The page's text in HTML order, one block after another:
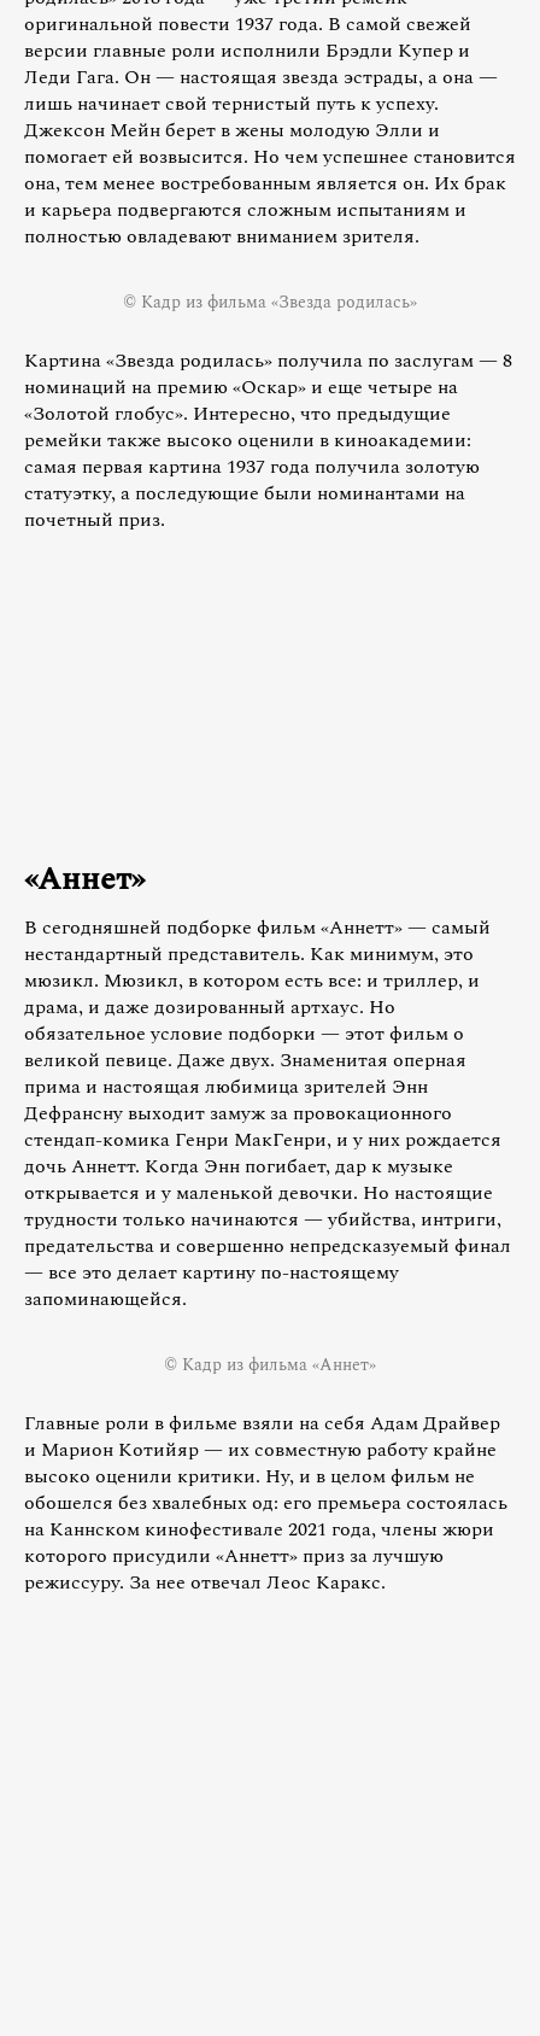
оригинальной повести 1937 года. В самой свежей
версии главные роли исполнили Брэдли Купер и
Леди Гага. Он — настоящая звезда эстрады, а она —
лишь начинает свой тернистый путь к успеху.
Джексон Мейн берет в жены молодую Элли и
помогает ей возвысится. Но чем успешнее становится
она, тем менее востребованным является он. Их брак
и карьера подвергаются сложным испытаниям и
полностью овладевают вниманием зрителя.
© Кадр из фильма «Звезда родилась»
Картина «Звезда родилась» получила по заслугам — 8
номинаций на премию «Оскар» и еще четыре на
«Золотой глобус». Интересно, что предыдущие
ремейки также высоко оценили в киноакадемии:
самая первая картина 1937 года получила золотую
статуэтку, а последующие были номинантами на
почетный приз.
«Аннет»
В сегодняшней подборке фильм «Аннетт» — самый
нестандартный представитель. Как минимум, это
мюзикл. Мюзикл, в котором есть все: и триллер, и
драма, и даже дозированный артхаус. Но
обязательное условие подборки — этот фильм о
великой певице. Даже двух. Знаменитая оперная
прима и настоящая любимица зрителей Энн
Дефрансну выходит замуж за провокационного
стендап-комика Генри МакГенри, и у них рождается
дочь Аннетт. Когда Энн погибает, дар к музыке
открывается и у маленькой девочки. Но настоящие
трудности только начинаются — убийства, интриги,
предательства и совершенно непредсказуемый финал
— все это делает картину по-настоящему
запоминающейся.
© Кадр из фильма «Аннет»
Главные роли в фильме взяли на себя Адам Драйвер
и Марион Котийяр — их совместную работу крайне
высоко оценили критики. Ну, и в целом фильм не
обошелся без хвалебных од: его премьера состоялась
на Каннском кинофестивале 2021 года, члены жюри
которого присудили «Аннетт» приз за лучшую
режиссуру. За нее отвечал Леос Каракс.